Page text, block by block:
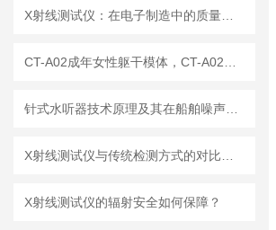
X射线测试仪的辐射安全如何保障？